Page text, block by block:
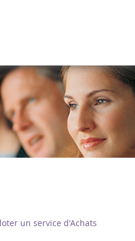
un service d'Achats